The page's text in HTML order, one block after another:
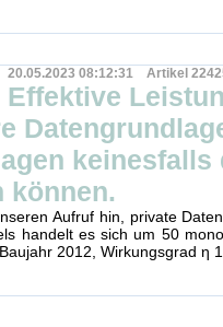
20.05.2023 08:12:31 Artikel
Effektive
keinesfalls
können.
Aufruf hin, private
handelt es sich um 50
2012, Wirkungsgrad η